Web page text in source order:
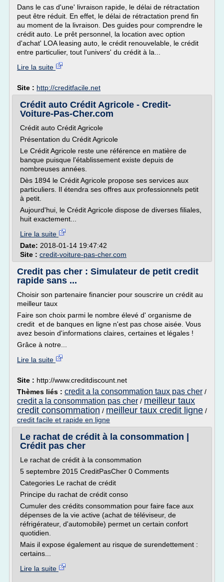
Dans le cas d'une' livraison rapide, le délai de rétractation
peut être réduit. En effet, le délai de rétractation prend fin
au moment de la livraison. Des guides pour comprendre le
crédit auto. Le prêt personnel, la location avec option
d'achat' LOA leasing auto, le crédit renouvelable, le crédit
entre particulier, tout l'univers' du crédit à la...
Lire la suite
Site : http://creditfacile.net
Crédit auto Crédit Agricole - Credit-
Voiture-Pas-Cher.com
Crédit auto Crédit Agricole
Présentation du Crédit Agricole
Le Crédit Agricole reste une référence en matière de
banque puisque l'établissement existe depuis de
nombreuses années.
Dès 1894 le Crédit Agricole propose ses services aux
particuliers. Il étendra ses offres aux professionnels petit
à petit.
Aujourd'hui, le Crédit Agricole dispose de diverses filiales,
huit exactement...
Lire la suite
Date: 2018-01-14 19:47:42
Site : credit-voiture-pas-cher.com
Credit pas cher : Simulateur de petit credit
rapide sans ...
Choisir son partenaire financier pour souscrire un crédit au
meilleur taux
Faire son choix parmi le nombre élevé d' organisme de
credit et de banques en ligne n'est pas chose aisée. Vous
avez besoin d'informations claires, certaines et légales !
Grâce à notre...
Lire la suite
Site : http://www.creditdiscount.net
Thèmes liés : credit a la consommation taux pas cher /
credit a la consommation pas cher / meilleur taux
credit consommation / meilleur taux credit ligne /
credit facile et rapide en ligne
Le rachat de crédit à la consommation |
Crédit pas cher
Le rachat de crédit à la consommation
5 septembre 2015 CreditPasCher 0 Comments
Categories Le rachat de crédit
Principe du rachat de crédit conso
Cumuler des crédits consommation pour faire face aux
dépenses de la vie active (achat de téléviseur, de
réfrigérateur, d'automobile) permet un certain confort
quotidien.
Mais il expose également au risque de surendettement :
certains...
Lire la suite